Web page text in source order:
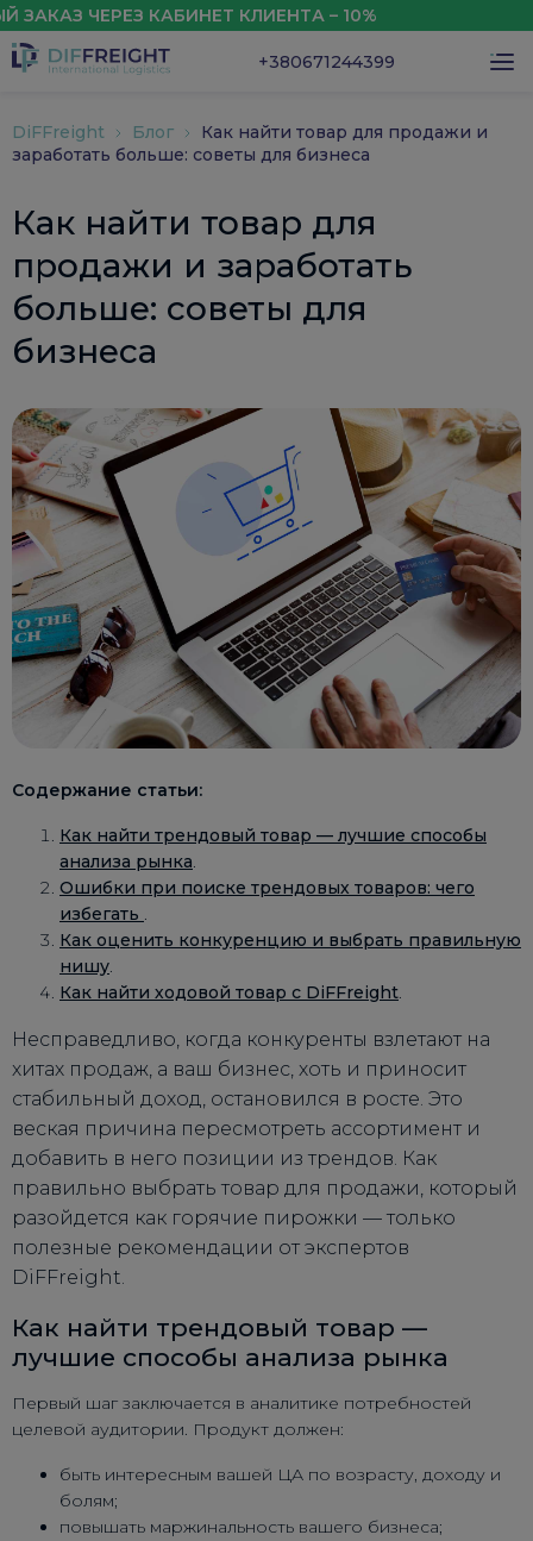
ЧЕРЕЗ КАБИНЕТ КЛИЕНТА – 10%
+380671244399
DiFFreight Блог
Как найти товар для продажи и
заработать больше: советы для бизнеса
Как найти товар для
продажи и заработать
больше: советы для
бизнеса
Содержание статьи:
Как найти трендовый товар — лучшие способы
анализа рынка.
Ошибки при поиске трендовых товаров: чего
избегать .
Как оценить конкуренцию и выбрать правильную
нишу.
Как найти ходовой товар с DiFFreight.
Несправедливо, когда конкуренты взлетают на
хитах продаж, а ваш бизнес, хоть и приносит
стабильный доход, остановился в росте. Это
веская причина пересмотреть ассортимент и
добавить в него позиции из трендов. Как
правильно выбрать товар для продажи, который
разойдется как горячие пирожки — только
полезные рекомендации от экспертов
DiFFreight.
Как найти трендовый товар —
лучшие способы анализа рынка
Первый шаг заключается в аналитике потребностей
целевой аудитории. Продукт должен:
быть интересным вашей ЦА по возрасту, доходу и
болям;
повышать маржинальность вашего бизнеса;